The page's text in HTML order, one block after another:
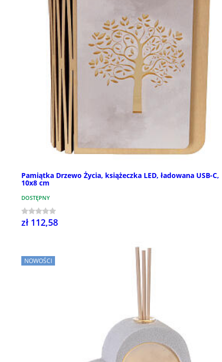
Pamiątka Drzewo Życia, książeczka LED, ładowana USB-C,
10x8 cm
DOSTĘPNY
zł 112,58
NOWOŚCI